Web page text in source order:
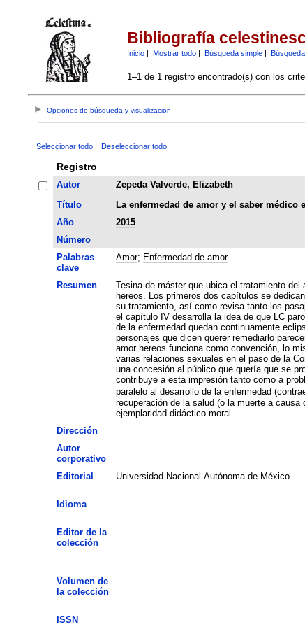
Bibliografía
Inicio| Mostrar todo| Búsqueda simple|
1–1 de 1 registro encontrado(s) con los
Opciones de búsqueda y visualización
Seleccionar todo Deseleccionar todo
Registro
Autor
Zepeda Valverde, Elizabeth
Título
La enfermedad de amor y el saber médico
Año
2015
Número
Palabras
clave
Amor; Enfermedad de amor
Resumen
Tesina de máster que ubica el tratamiento
hereos. Los primeros dos capítulos se
su tratamiento, así como revisa tanto los
el capítulo IV desarrolla la idea de que LC
de la enfermedad quedan continuamente
personajes que dicen querer remediarlo
amor hereos funciona como convención, lo
varias relaciones sexuales en el paso de la
una concesión al público que quería que se
contribuye a esta impresión tanto como a
paralelo al desarrollo de la enfermedad
recuperación de la salud (o la muerte a
ejemplaridad didáctico-moral.
Dirección
Autor
corporativo
Editorial Universidad Nacional Autónoma de México
Idioma
Editor de la
colección
Volumen de
la colección
ISSN